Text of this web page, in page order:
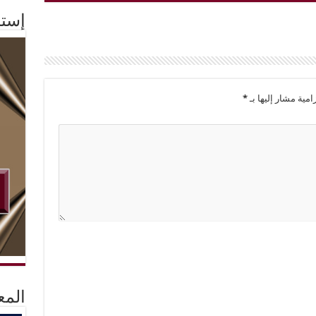
مشار إليها بـ*